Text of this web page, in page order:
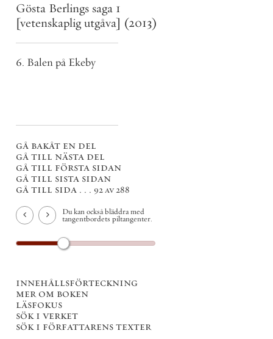
Gösta Berlings saga 1
[vetenskaplig utgåva] (2013)
6. Balen på Ekeby
gå bakåt en del
gå till nästa del
gå till första sidan
gå till sista sidan
gå till sida . . . 92 av 288
Du kan också bläddra med
tangentbordets piltangenter.
innehållsförteckning
mer om boken
läsfokus
sök i verket
sök i författarens texter